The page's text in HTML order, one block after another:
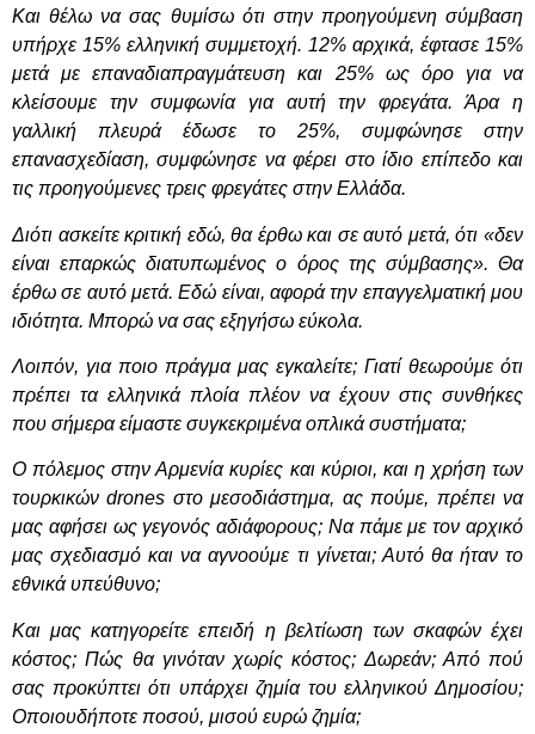
Και θέλω να σας θυμίσω ότι στην προηγούμενη σύμβαση
υπήρχε 15% ελληνική συμμετοχή. 12% αρχικά, έφτασε 15%
μετά με επαναδιαπραγμάτευση και 25% ως όρο για να
κλείσουμε την συμφωνία για αυτή την φρεγάτα. Άρα η
γαλλική πλευρά έδωσε το 25%, συμφώνησε στην
επανασχεδίαση, συμφώνησε να φέρει στο ίδιο επίπεδο και
τις προηγούμενες τρεις φρεγάτες στην Ελλάδα.
Διότι ασκείτε κριτική εδώ, θα έρθω και σε αυτό μετά, ότι «δεν
είναι επαρκώς διατυπωμένος ο όρος της σύμβασης». Θα
έρθω σε αυτό μετά. Εδώ είναι, αφορά την επαγγελματική μου
ιδιότητα. Μπορώ να σας εξηγήσω εύκολα.
Λοιπόν, για ποιο πράγμα μας εγκαλείτε; Γιατί θεωρούμε ότι
πρέπει τα ελληνικά πλοία πλέον να έχουν στις συνθήκες
που σήμερα είμαστε συγκεκριμένα οπλικά συστήματα;
Ο πόλεμος στην Αρμενία κυρίες και κύριοι, και η χρήση των
τουρκικών drones στο μεσοδιάστημα, ας πούμε, πρέπει να
μας αφήσει ως γεγονός αδιάφορους; Να πάμε με τον αρχικό
μας σχεδιασμό και να αγνοούμε τι γίνεται; Αυτό θα ήταν το
εθνικά υπεύθυνο;
Και μας κατηγορείτε επειδή η βελτίωση των σκαφών έχει
κόστος; Πώς θα γινόταν χωρίς κόστος; Δωρεάν; Από πού
σας προκύπτει ότι υπάρχει ζημία του ελληνικού Δημοσίου;
Οποιουδήποτε ποσού, μισού ευρώ ζημία;